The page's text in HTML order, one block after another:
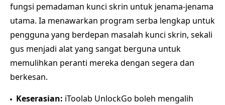
fungsi pemadaman kunci skrin untuk jenama-jenama
utama. Ia menawarkan program serba lengkap untuk
pengguna yang berdepan masalah kunci skrin, sekali
gus menjadi alat yang sangat berguna untuk
memulihkan peranti mereka dengan segera dan
berkesan.
Keserasian: iToolab UnlockGo boleh mengalih